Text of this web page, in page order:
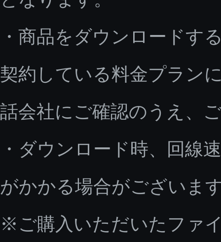
・商品をダウンロードす
契約している料金プラン
話会社にご確認のうえ、
・ダウンロード時、回線
がかかる場合がございま
※ご購入いただいたファ